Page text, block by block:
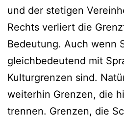
und der stetigen
Rechts verliert die
Bedeutung. Auch wenn
gleichbedeutend mit
Kulturgrenzen sind.
weiterhin Grenzen, die
trennen. Grenzen, die